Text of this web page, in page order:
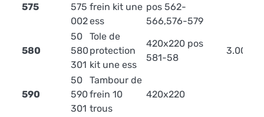
575
575
002
frein kit une
ess
pos 562-
566,576-579
580
50
580
301
Tole de
protection
kit une ess
420x220 pos
581-58
3.00
590
50
590
301
Tambour de
frein 10
trous
420x220